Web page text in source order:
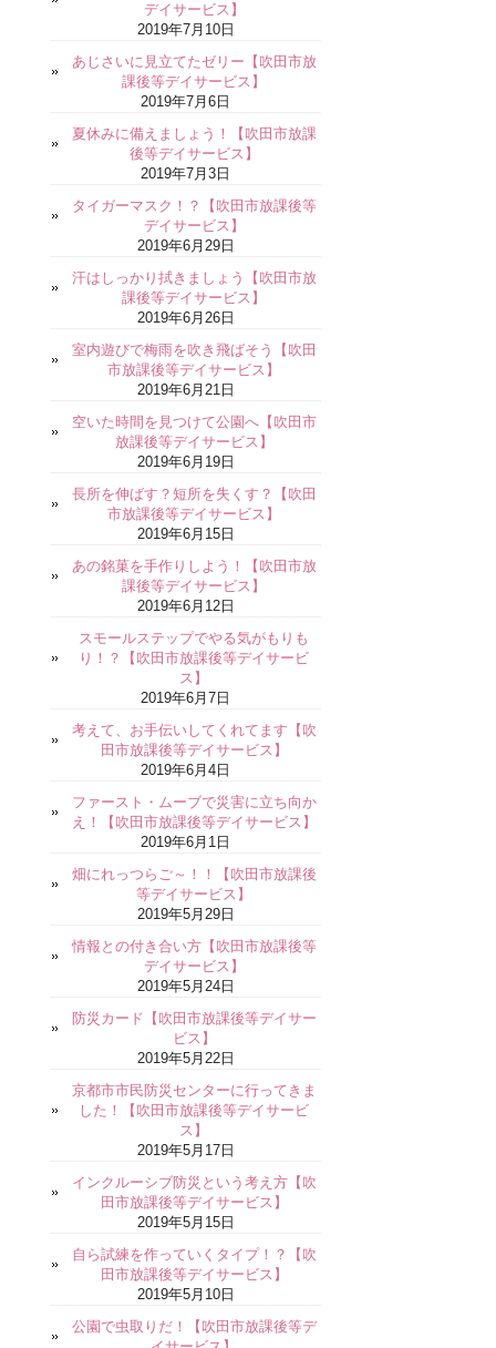
デイサービス】
2019年7月10日
あじさいに見立てたゼリー【吹田市放
課後等デイサービス】
2019年7月6日
夏休みに備えましょう！【吹田市放課
後等デイサービス】
2019年7月3日
タイガーマスク！？【吹田市放課後等
デイサービス】
2019年6月29日
汗はしっかり拭きましょう【吹田市放
課後等デイサービス】
2019年6月26日
室内遊びで梅雨を吹き飛ばそう【吹田
市放課後等デイサービス】
2019年6月21日
空いた時間を見つけて公園へ【吹田市
放課後等デイサービス】
2019年6月19日
長所を伸ばす？短所を失くす？【吹田
市放課後等デイサービス】
2019年6月15日
あの銘菓を手作りしよう！【吹田市放
課後等デイサービス】
2019年6月12日
スモールステップでやる気がもりも
り！？【吹田市放課後等デイサービ
ス】
2019年6月7日
考えて、お手伝いしてくれてます【吹
田市放課後等デイサービス】
2019年6月4日
ファースト・ムーブで災害に立ち向か
え！【吹田市放課後等デイサービス】
2019年6月1日
畑にれっつらご～！！【吹田市放課後
等デイサービス】
2019年5月29日
情報との付き合い方【吹田市放課後等
デイサービス】
2019年5月24日
防災カード【吹田市放課後等デイサー
ビス】
2019年5月22日
京都市市民防災センターに行ってきま
した！【吹田市放課後等デイサービ
ス】
2019年5月17日
インクルーシブ防災という考え方【吹
田市放課後等デイサービス】
2019年5月15日
自ら試練を作っていくタイプ！？【吹
田市放課後等デイサービス】
2019年5月10日
公園で虫取りだ！【吹田市放課後等デ